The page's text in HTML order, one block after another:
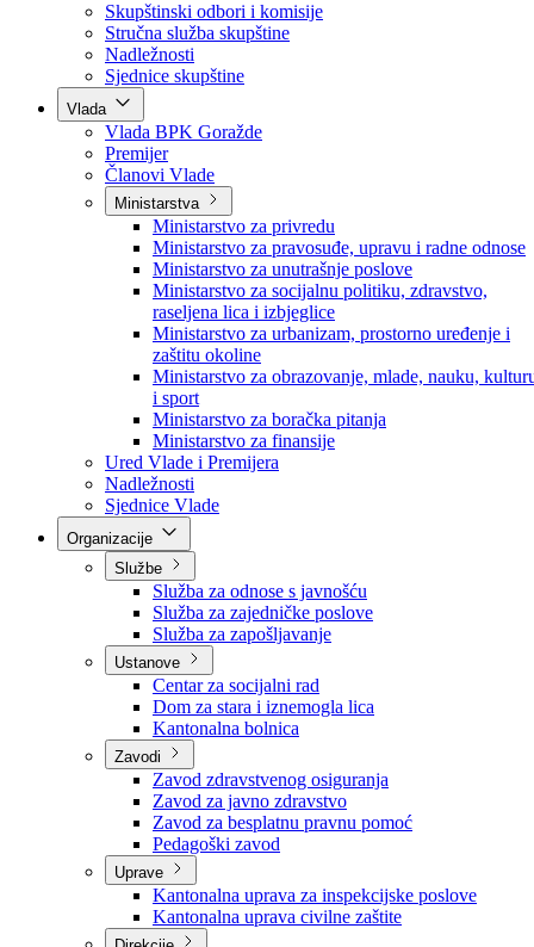
Poslanici po strankama
Poslanici po klubovima naroda
Kolegij skupštine
Skupštinski odbori i komisije
Stručna služba skupštine
Nadležnosti
Sjednice skupštine
Vlada
Vlada BPK Goražde
Premijer
Članovi Vlade
Ministarstva
Ministarstvo za privredu
Ministarstvo za pravosuđe, upravu i radne odnose
Ministarstvo za unutrašnje poslove
Ministarstvo za socijalnu politiku, zdravstvo,
raseljena lica i izbjeglice
Ministarstvo za urbanizam, prostorno uređenje i
zaštitu okoline
Ministarstvo za obrazovanje, mlade, nauku,
i sport
Ministarstvo za boračka pitanja
Ministarstvo za finansije
Ured Vlade i Premijera
Nadležnosti
Sjednice Vlade
Službe
Služba za odnose s javnošću
Služba za zajedničke poslove
Služba za zapošljavanje
Ustanove
Centar za socijalni rad
Dom za stara i iznemogla lica
Kantonalna bolnica
Zavodi
Zavod zdravstvenog osiguranja
Zavod za javno zdravstvo
Zavod za besplatnu pravnu pomoć
Pedagoški zavod
Uprave